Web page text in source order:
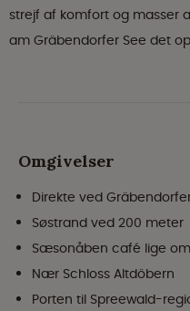
strejf af komfort og masser
am Gräbendorfer See det
Omgivelser
Direkte ved
Søstrand ved 200 meter
Sæsonåben café lige
Nær Schloss Altdöbern
Porten til Spreewald-